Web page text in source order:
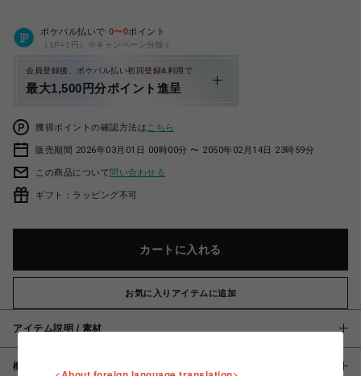
ポケパル払いで 0〜0ポイント
（1P=1円）※キャンペーン分除く
会員登録後、ポケパル払い初回登録&利用で
最大1,500円分ポイント進呈
獲得ポイントの確認方法は こちら
販売期間 2026年03月01日 00時00分 〜 2050年02月14日 23時59分
この商品について問い合わせる
ギフト：ラッピング不可
カートに入れる
お気に入りアイテムに追加
アイテム説明 / 素材
概要